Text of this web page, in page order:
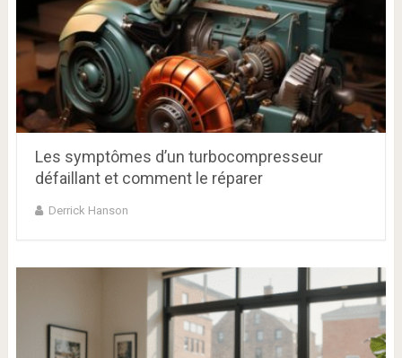
Les symptômes d’un turbocompresseur
défaillant et comment le réparer
Derrick Hanson